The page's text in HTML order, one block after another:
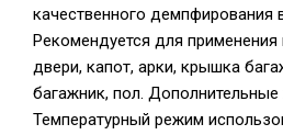
качественного демпфирования
Рекомендуется для применения
двери, капот, арки, крышка
багажник, пол. Дополнительные
Температурный режим